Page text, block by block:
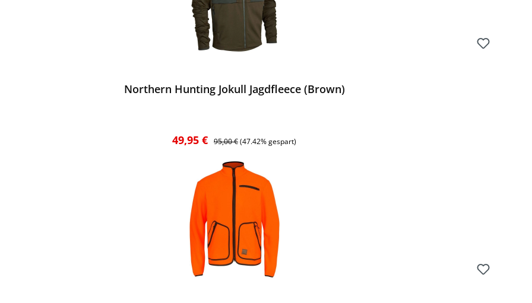
Northern Hunting Jokull Jagdfleece (Brown)
Verkaufspreis:
49,95 € Regulärer Preis:
95,00 €(47.42% gespart)